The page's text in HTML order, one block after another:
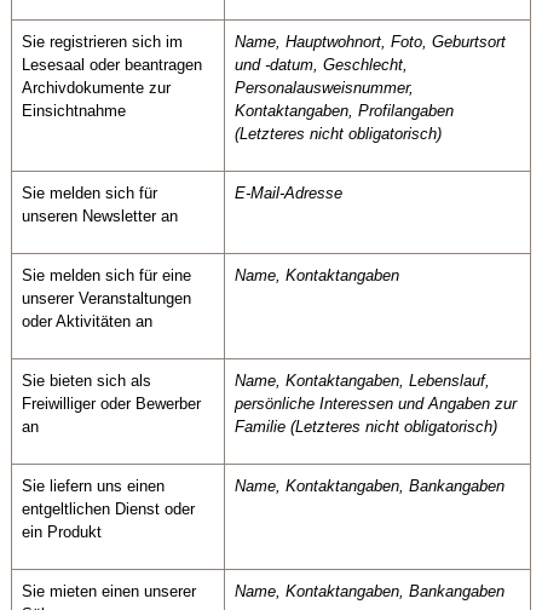
Sie registrieren sich im
Lesesaal oder beantragen
Archivdokumente zur
Einsichtnahme
Name, Hauptwohnort, Foto, Geburtsort
und -datum, Geschlecht,
Personalausweisnummer,
Kontaktangaben, Profilangaben
(Letzteres nicht obligatorisch)
Sie melden sich für
unseren Newsletter an
E-Mail-Adresse
Sie melden sich für eine
unserer Veranstaltungen
oder Aktivitäten an
Name, Kontaktangaben
Sie bieten sich als
Freiwilliger oder Bewerber
an
Name, Kontaktangaben, Lebenslauf,
persönliche Interessen und Angaben zur
Familie (Letzteres nicht obligatorisch)
Sie liefern uns einen
entgeltlichen Dienst oder
ein Produkt
Name, Kontaktangaben, Bankangaben
Sie mieten einen unserer
Name, Kontaktangaben, Bankangaben